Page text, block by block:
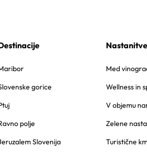
gorice
polje
Slovenija
Nastanitve
Med
Wellness in
V objemu
Zelene
Turistične